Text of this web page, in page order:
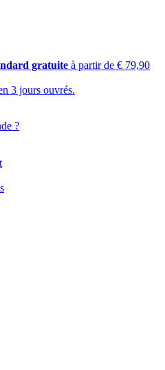
gratuite à partir de € 79,90
3 jours ouvrés.
?